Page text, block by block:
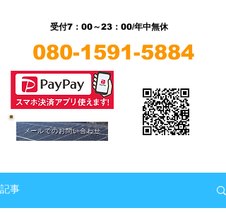
受付7：00～23：00/年中無休
080-1591-5884
メールでのお問い合わせ
​LINE
記事